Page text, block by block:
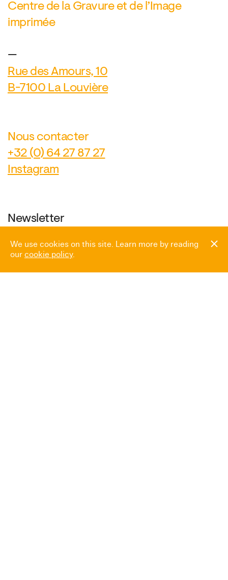
We use cookies on this site. Learn more by reading
our cookie policy.
Centre de la Gravure et de l’Image
imprimée
—
Rue des Amours, 10
B-7100 La Louvière
Nous contacter
+32 (0) 64 27 87 27
Instagram
Newsletter